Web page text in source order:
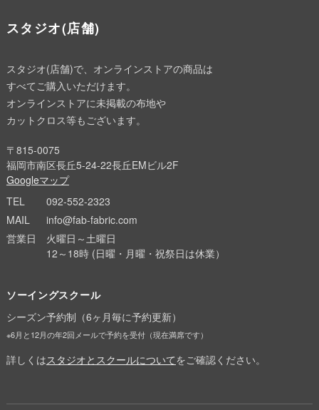
スタジオ(店舗)
スタジオ(店舗)で、オンラインストアの商品は
すべてご購入いただけます。
オンラインストアに未掲載の布地や
カットクロス等もございます。
〒815-0075
福岡市南区長丘5-24-22長丘EMビル2F
Googleマップ
TEL
092-552-2323
MAIL
info@fab-fabric.com
営業日
火曜日～土曜日
12～18時 (日曜・月曜・祝祭日は休業）
ソーイングスクール
シーズン予約制（6ヶ月毎に予約更新）
※6月と12月の年2回メールで予約を受付（現在満席です）
詳しくはスタジオとスクールについてをご確認ください。